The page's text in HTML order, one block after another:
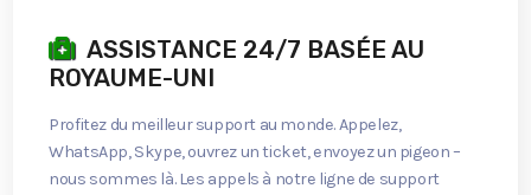
ASSISTANCE 24/7 BASÉE AU
ROYAUME-UNI
Profitez du meilleur support au monde. Appelez,
WhatsApp, Skype, ouvrez un ticket, envoyez un pigeon –
nous sommes là. Les appels à notre ligne de support